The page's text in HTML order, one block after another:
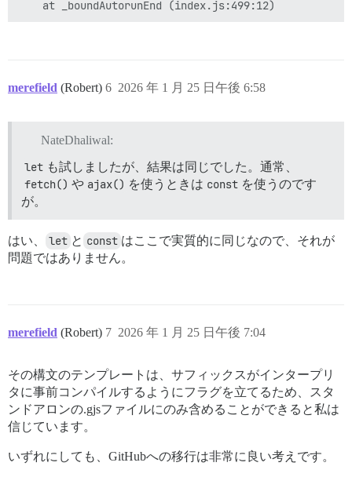
merefield (Robert) 2026 年 1 月 25 日午後 6:58
6
NateDhaliwal:
let も試しましたが、結果は同じでした。通常、
fetch() や ajax() を使うときは const を使うのです
が。
はい、 let と const はここで実質的に同じなので、それが
問題ではありません。
merefield (Robert) 2026 年 1 月 25 日午後 7:04
7
その構文のテンプレートは、サフィックスがインタープリ
タに事前コンパイルするようにフラグを立てるため、スタ
ンドアロンの.gjsファイルにのみ含めることができると私は
信じています。
いずれにしても、GitHubへの移行は非常に良い考えです。